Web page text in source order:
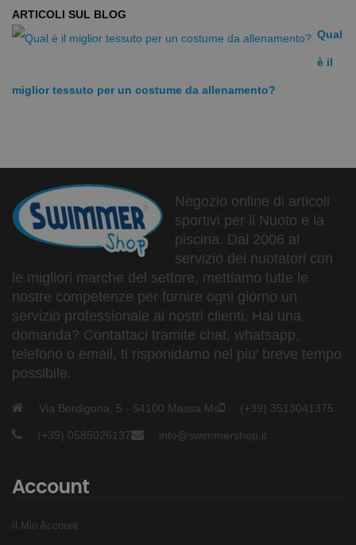
ARTICOLI SUL BLOG
Qual
è il
miglior tessuto per un costume da allenamento?
Negozio online di articoli
sportivi per il Nuoto e la
piscina. Dal 2006 al
servizio dei nuotatori con
le migliori marche del settore, mettiamo tutte le
nostre competenze per fornire ogni giorno un
servizio professionale ai nostri clienti. Hai una
domanda? Contattaci tramite chat, whatsapp,
telefono o email, ti risponidamo nel piu' breve tempo
possibile.
Via Bordigona, 5 - 54100 Massa Ms (+39) 3513041375
(+39) 0585026137 info@swimmershop.it
Account
Il Mio Account